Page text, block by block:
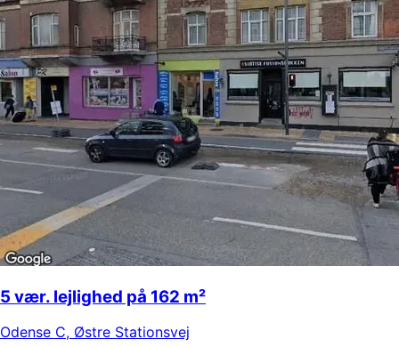
5 vær. lejlighed på 162 m²
Odense C, Østre Stationsvej